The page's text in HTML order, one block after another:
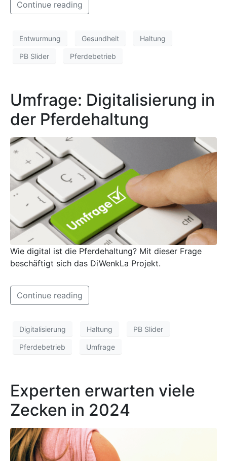
Continue reading
Entwurmung Gesundheit Haltung
PB Slider Pferdebetrieb
Umfrage: Digitalisierung in
der Pferdehaltung
Wie digital ist die Pferdehaltung? Mit dieser Frage
beschäftigt sich das DiWenkLa Projekt.
Continue reading
Digitalisierung Haltung PB Slider
Pferdebetrieb Umfrage
Experten erwarten viele
Zecken in 2024